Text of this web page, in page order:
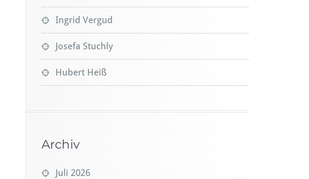
Ingrid Vergud
Josefa Stuchly
Hubert Heiß
Archiv
Juli 2026